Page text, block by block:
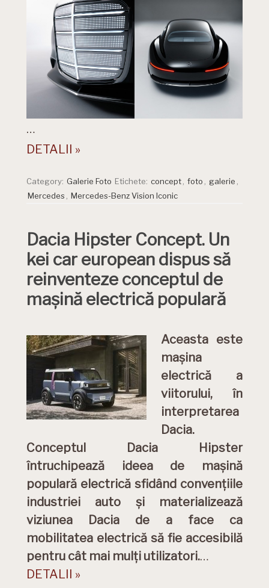
…
DETALII »
Category: Galerie Foto Etichete: concept, foto , galerie ,
Mercedes , Mercedes-Benz Vision Iconic
Dacia Hipster Concept. Un
kei car european dispus să
reinventeze conceptul de
mașină electrică populară
Aceasta este
mașina
electrică a
viitorului, în
interpretarea
Dacia.
Conceptul Dacia Hipster
întruchipează ideea de mașină
populară electrică sfidând convențiile
industriei auto și materializează
viziunea Dacia de a face ca
mobilitatea electrică să fie accesibilă
pentru cât mai mulți utilizatori.…
DETALII »